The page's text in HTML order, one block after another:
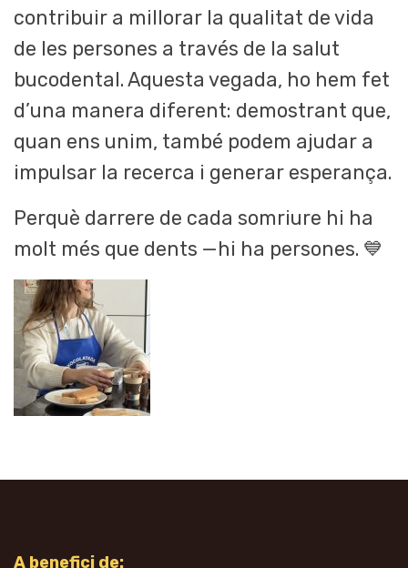
contribuir a millorar la qualitat de vida
de les persones a través de la salut
bucodental. Aquesta vegada, ho hem fet
d’una manera diferent: demostrant que,
quan ens unim, també podem ajudar a
impulsar la recerca i generar esperança.
Perquè darrere de cada somriure hi ha
molt més que dents —hi ha persones. 💙
A benefici de: